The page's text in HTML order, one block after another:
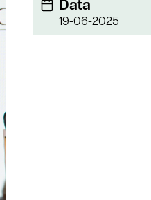
Data
19-06-2025